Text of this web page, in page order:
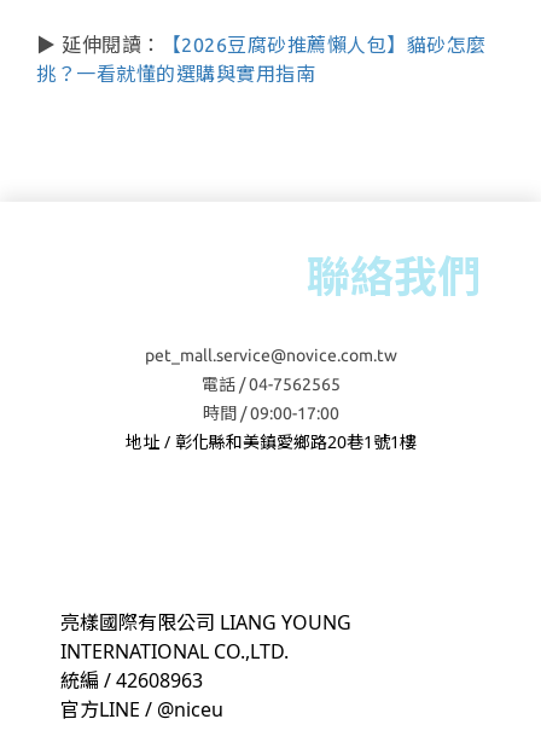
▶ 延伸閱讀：
【2026豆腐砂推薦懶人包】貓砂怎麼
挑？一看就懂的選購與實用指南
聯絡我們
pet_mall.service@novice.com.tw
電話 / 04-7562565
時間 / 09:00-17:00
地址 / 彰化縣和美鎮愛鄉路20巷1號1樓
亮樣國際有限公司 LIANG YOUNG
INTERNATIONAL CO.,LTD.
統編 / 42608963
官方LINE / @niceu